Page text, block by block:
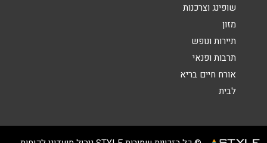
שופינג וצרכנות
מזון
תיירות ונופש
תרבות ופנאי
אורח חיים בריא
לבית